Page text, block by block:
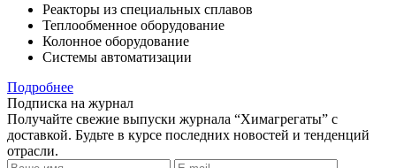
Реакторы из специальных сплавов
Теплообменное оборудование
Колонное оборудование
Системы автоматизации
Подробнее
Подписка на журнал
Получайте свежие выпуски журнала “Химагрегаты” с
доставкой. Будьте в курсе последних новостей и тенденций
отрасли.